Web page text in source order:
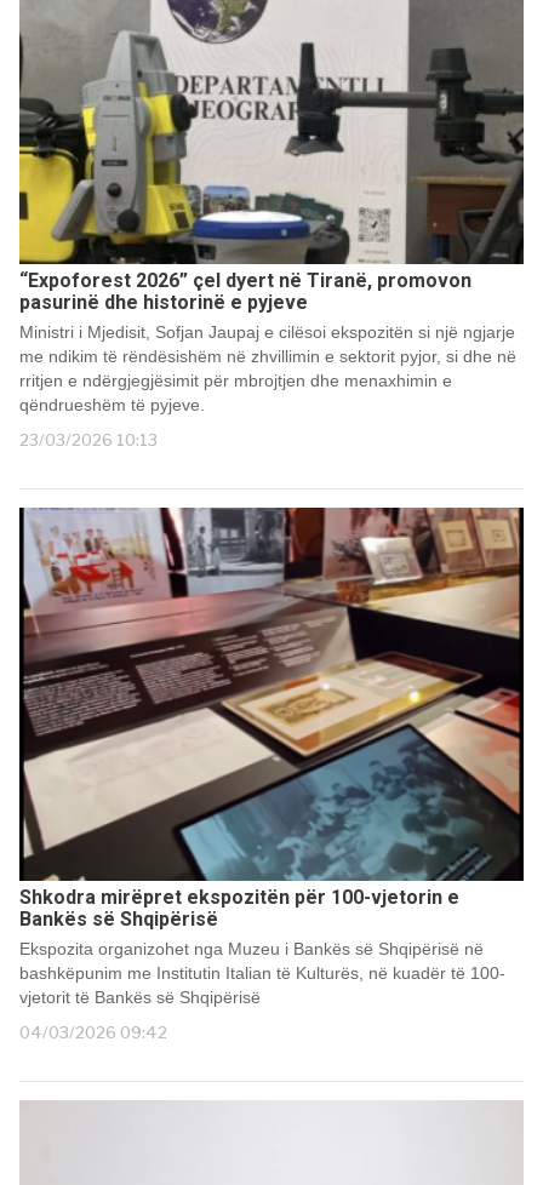
“Expoforest 2026” çel dyert në Tiranë, promovon
pasurinë dhe historinë e pyjeve
Ministri i Mjedisit, Sofjan Jaupaj e cilësoi ekspozitën si një ngjarje
me ndikim të rëndësishëm në zhvillimin e sektorit pyjor, si dhe në
rritjen e ndërgjegjësimit për mbrojtjen dhe menaxhimin e
qëndrueshëm të pyjeve.
23/03/2026 10:13
Shkodra mirëpret ekspozitën për 100-vjetorin e
Bankës së Shqipërisë
Ekspozita organizohet nga Muzeu i Bankës së Shqipërisë në
bashkëpunim me Institutin Italian të Kulturës, në kuadër të 100-
vjetorit të Bankës së Shqipërisë
04/03/2026 09:42